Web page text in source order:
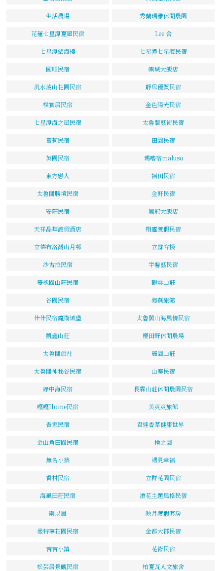
生活農場 秀蘭瑪雅休閒農園
花蓮七星潭夏屋民宿 Lee 舍
七星潭望海樓 七星潭七星海民宿
國順民宿 樂城大飯店
汎水淩山花園民宿 靜思優質民宿
樸實居民宿 金色陽光民宿
七星潭海之屋民宿 太魯閣藝術民宿
富莉民宿 田園民宿
英園民宿 瑪嚕宿malusu
東方戀人 福田民宿
太魯閣勝境民宿 金軒民宿
安莊民宿 鳳冠大飯店
天祥晶華渡假酒店 翔廬渡假民宿
立德布洛灣山月邨 立霧客棧
沙古拉民宿 宇馨藝民宿
雙橡園山莊民宿 觀雲山莊
谷園民宿 海燕旅館
佳佳民宿魔術城堡 太魯閣山海風情民宿
凱鑫山莊 櫻田野休閒農場
太魯閣旅社 麗園山莊
太魯閣神秘谷民宿 山寨民宿
綠中海民宿 長霖山莊休閒農園民宿
嘎嘎Home民宿 美爽爽旅館
吾家民宿 君達香草健康世界
金山角田園民宿 檜之園
無名小築 遇見幸福
香村民宿 立群花園民宿
海風田莊民宿 浪花主題風格民宿
樂以居 映月渡假套房
曼特寧花園民宿 金都大郡民宿
吉吉小鎮 花術民宿
松芸居景觀民宿 柏夏瓦人文旅舍